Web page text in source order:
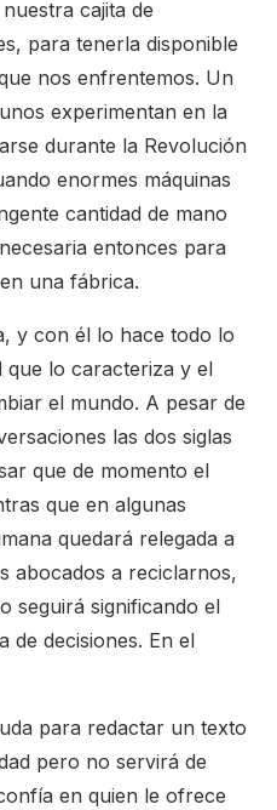
cajita de
para tenerla disponible
nos enfrentemos. Un
experimentan en la
durante la Revolución
enormes máquinas
cantidad de mano
entonces para
una fábrica.
y con él lo hace todo lo
que lo caracteriza y el
el mundo. A pesar de
las dos siglas
que de momento el
que en algunas
quedará relegada a
abocados a reciclarnos,
seguirá significando el
de decisiones. En el
para redactar un texto
pero no servirá de
en quien le ofrece